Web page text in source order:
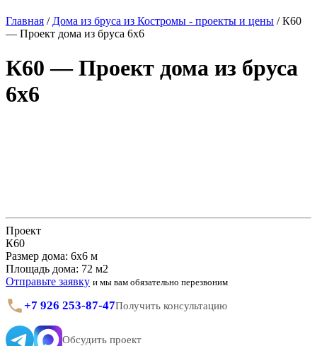
Главная / Дома из бруса из Костромы - проекты и цены /К60
— Проект дома из бруса 6х6
К60 — Проект дома из бруса
6х6
Проект
К60
Размер дома: 6х6 м
Площадь дома: 72 м2
Отправьте заявку и мы вам обязательно перезвоним
+7 926 253-87-47Получить консультацию
Обсудить проект